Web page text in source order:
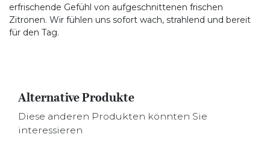
erfrischende Gefühl von aufgeschnittenen frischen
Zitronen. Wir fühlen uns sofort wach, strahlend und bereit
für den Tag.
Alternative Produkte
Diese anderen Produkten könnten Sie
interessieren